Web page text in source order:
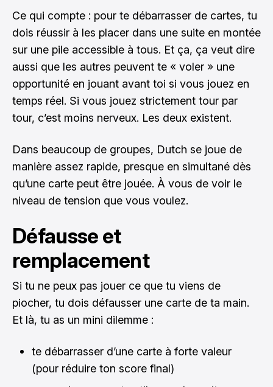
Ce qui compte : pour te débarrasser de cartes, tu
dois réussir à les placer dans une suite en montée
sur une pile accessible à tous. Et ça, ça veut dire
aussi que les autres peuvent te « voler » une
opportunité en jouant avant toi si vous jouez en
temps réel. Si vous jouez strictement tour par
tour, c’est moins nerveux. Les deux existent.
Dans beaucoup de groupes, Dutch se joue de
manière assez rapide, presque en simultané dès
qu’une carte peut être jouée. À vous de voir le
niveau de tension que vous voulez.
Défausse et
remplacement
Si tu ne peux pas jouer ce que tu viens de
piocher, tu dois défausser une carte de ta main.
Et là, tu as un mini dilemme :
te débarrasser d’une carte à forte valeur
(pour réduire ton score final)